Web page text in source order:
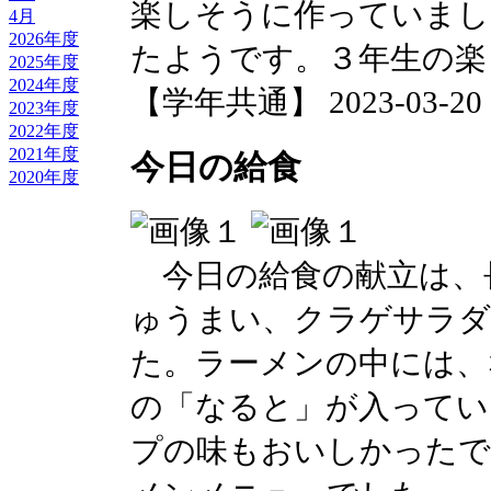
4月
2026年度
2025年度
2024年度
2023年度
2022年度
2021年度
2020年度
楽しそうに作っていま
たようです。３年生の
【学年共通】 2023-03-
今日の給食
今日の給食の献立は、
ゅうまい、クラゲサラ
た。ラーメンの中には
の「なると」が入って
プの味もおいしかった